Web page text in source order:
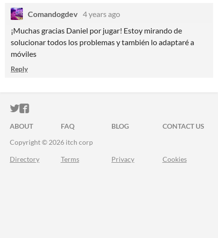
Comandogdev 4 years ago
¡Muchas gracias Daniel por jugar! Estoy mirando de
solucionar todos los problemas y también lo adaptaré a
móviles
Reply
ITCH.IO ON TWITTER
ITCH.IO ON FACEBOOK
ABOUT FAQ BLOG
CONTACT US
Copyright © 2026 itch corp
Directory Terms Privacy Cookies